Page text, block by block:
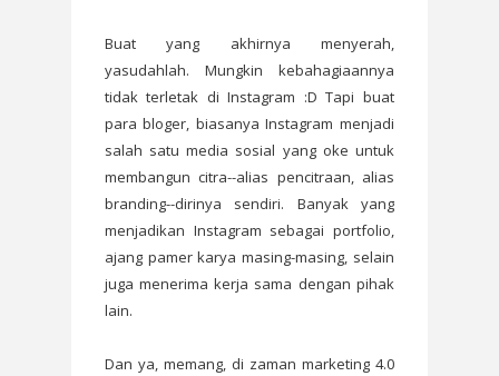
Buat yang akhirnya menyerah,
yasudahlah. Mungkin kebahagiaannya
tidak terletak di Instagram :D Tapi buat
para bloger, biasanya Instagram menjadi
salah satu media sosial yang oke untuk
membangun citra--alias pencitraan, alias
branding--dirinya sendiri. Banyak yang
menjadikan Instagram sebagai portfolio,
ajang pamer karya masing-masing, selain
juga menerima kerja sama dengan pihak
lain.
Dan ya, memang, di zaman marketing 4.0